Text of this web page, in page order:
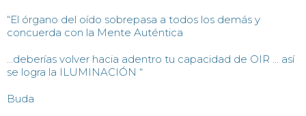
“El órgano del oído sobrepasa a todos los demás y
concuerda con la Mente Auténtica
…deberías volver hacia adentro tu capacidad de OIR … así
se logra la ILUMINACIÓN “
Buda